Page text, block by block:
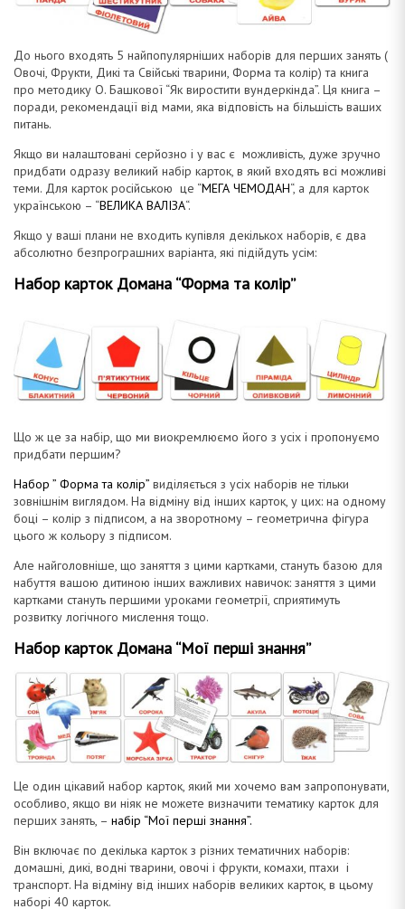
До нього входять 5 найпопулярніших наборів для перших занять (
Овочі, Фрукти, Дикі та Свійські тварини, Форма та колір) та книга
про методику О. Башкової “Як виростити вундеркінда”. Ця книга –
поради, рекомендації від мами, яка відповість на більшість ваших
питань.
Якщо ви налаштовані серйозно і у вас є можливість, дуже зручно
придбати одразу великий набір карток, в який входять всі можливі
теми. Для карток російською це “МЕГА ЧЕМОДАН“, а для карток
українською – “ВЕЛИКА ВАЛІЗА“.
Якщо у ваші плани не входить купівля декількох наборів, є два
абсолютно безпрограшних варіанта, які підійдуть усім:
Набор карток Домана “Форма та колір”
Що ж це за набір, що ми виокремлюємо його з усіх і пропонуємо
придбати першим?
Набор ” Форма та колір” виділяється з усіх наборів не тільки
зовнішнім виглядом. На відміну від інших карток, у цих: на одному
боці – колір з підписом, а на зворотному – геометрична фігура
цього ж кольору з підписом.
Але найголовніше, що заняття з цими картками, стануть базою для
набуття вашою дитиною інших важливих навичок: заняття з цими
картками стануть першими уроками геометрії, сприятимуть
розвитку логічного мислення тощо.
Набор карток Домана “Мої перші знання”
Це один цікавий набор карток, який ми хочемо вам запропонувати,
особливо, якщо ви ніяк не можете визначити тематику карток для
перших занять, – набір “Мої перші знання”.
Він включає по декілька карток з різних тематичних наборів:
домашні, дикі, водні тварини, овочі і фрукти, комахи, птахи і
транспорт. На відміну від інших наборів великих карток, в цьому
наборі 40 карток.